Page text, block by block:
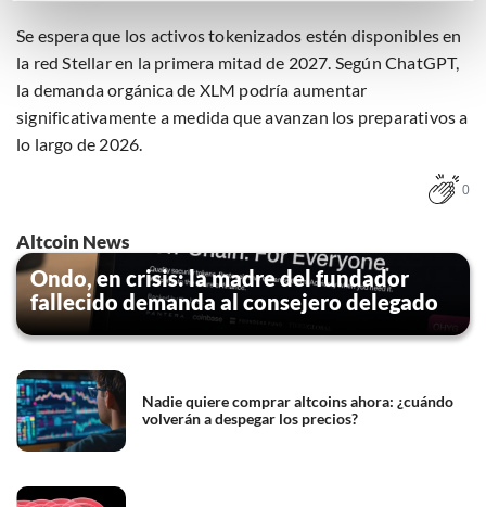
bezwaar tegen bedrijven die persoonsgegevens verwerken
op basis van gerechtvaardigd belang. U kunt uw privacy-
instellingen te allen tijde inzien en bijwerken door op de
tekst 'cookies' te klikken onderaan de pagina. Voor meer
informatie: zie ons
Se espera que los activos tokenizados estén disponibles en
la red Stellar en la primera mitad de 2027. Según ChatGPT,
la demanda orgánica de XLM podría aumentar
significativamente a medida que avanzan los preparativos a
lo largo de 2026.
0
Altcoin News
Ondo, en crisis: la madre del fundador
fallecido demanda al consejero delegado
Nadie quiere comprar altcoins ahora: ¿cuándo
volverán a despegar los precios?